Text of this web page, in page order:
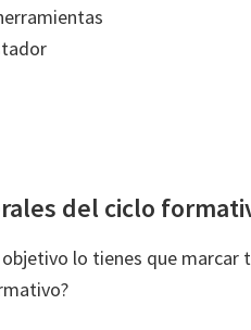
del ciclo
lo tienes que marcar